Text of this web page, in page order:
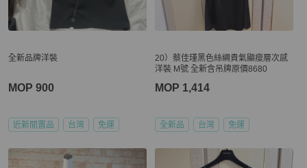
全新品牌洋裝
MOP 900
近新閒置品 台灣 免運
20）蔡佳瑾黑色絲綢貴氣顯瘦層次感
洋裝 M號 全新含吊牌原價8680
MOP 1,414
全新品 台灣 免運